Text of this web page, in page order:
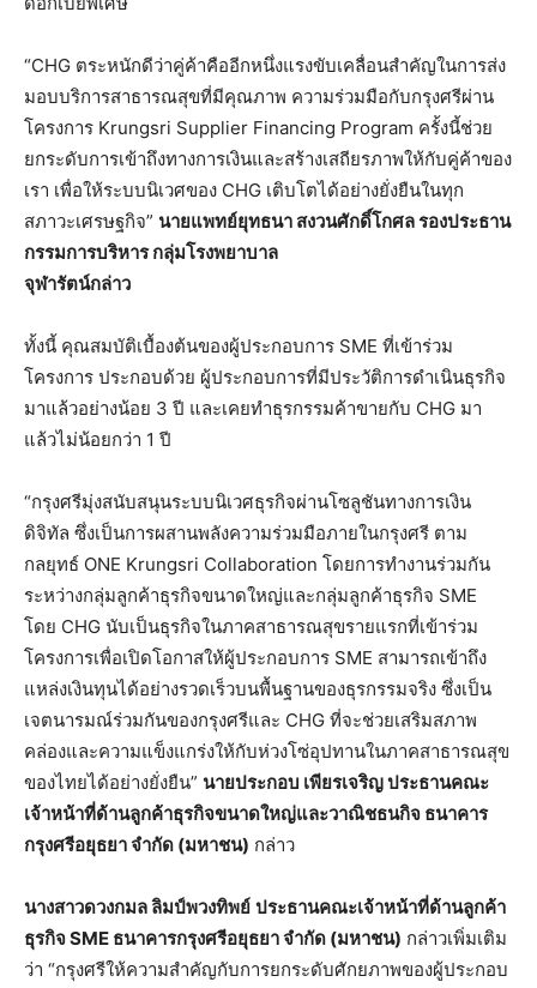
“CHG ตระหนักดีว่าคู่ค้าคืออีกหนึ่งแรงขับเคลื่อนสำคัญในการส่ง
มอบบริการสาธารณสุขที่มีคุณภาพ ความร่วมมือกับกรุงศรีผ่าน
โครงการ Krungsri Supplier Financing Program ครั้งนี้ช่วย
ยกระดับการเข้าถึงทางการเงินและสร้างเสถียรภาพให้กับคู่ค้าของ
เรา เพื่อให้ระบบนิเวศของ CHG เติบโตได้อย่างยั่งยืนในทุก
สภาวะเศรษฐกิจ” นายแพทย์ยุทธนา สงวนศักดิ์โกศล รองประธาน
กรรมการบริหาร กลุ่มโรงพยาบาล
จุฬารัตน์กล่าว
ทั้งนี้ คุณสมบัติเบื้องต้นของผู้ประกอบการ SME ที่เข้าร่วม
โครงการ ประกอบด้วย ผู้ประกอบการที่มีประวัติการดำเนินธุรกิจ
มาแล้วอย่างน้อย 3 ปี และเคยทำธุรกรรมค้าขายกับ CHG มา
แล้วไม่น้อยกว่า 1 ปี
“กรุงศรีมุ่งสนับสนุนระบบนิเวศธุรกิจผ่านโซลูชันทางการเงิน
ดิจิทัล ซึ่งเป็นการผสานพลังความร่วมมือภายในกรุงศรี ตาม
กลยุทธ์ ONE Krungsri Collaboration โดยการทำงานร่วมกัน
ระหว่างกลุ่มลูกค้าธุรกิจขนาดใหญ่และกลุ่มลูกค้าธุรกิจ SME
โดย CHG นับเป็นธุรกิจในภาคสาธารณสุขรายแรกที่เข้าร่วม
โครงการเพื่อเปิดโอกาสให้ผู้ประกอบการ SME สามารถเข้าถึง
แหล่งเงินทุนได้อย่างรวดเร็วบนพื้นฐานของธุรกรรมจริง ซึ่งเป็น
เจตนารมณ์ร่วมกันของกรุงศรีและ CHG ที่จะช่วยเสริมสภาพ
คล่องและความแข็งแกร่งให้กับห่วงโซ่อุปทานในภาคสาธารณสุข
ของไทยได้อย่างยั่งยืน” นายประกอบ เพียรเจริญ ประธานคณะ
เจ้าหน้าที่ด้านลูกค้าธุรกิจขนาดใหญ่และวาณิชธนกิจ ธนาคาร
กรุงศรีอยุธยา จำกัด (มหาชน) กล่าว
นางสาวดวงกมลลิมป์พวงทิพย์ ประธานคณะเจ้าหน้าที่ด้านลูกค้า
ธุรกิจ SME ธนาคารกรุงศรีอยุธยา จำกัด (มหาชน) กล่าวเพิ่มเติม
ว่า “กรุงศรีให้ความสำคัญกับการยกระดับศักยภาพของผู้ประกอบ